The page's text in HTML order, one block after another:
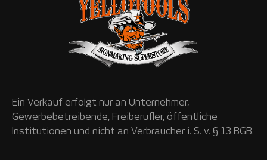
Ein Verkauf erfolgt nur an Unternehmer,
Gewerbebetreibende, Freiberufler, öffentliche
Institutionen und nicht an Verbraucher i. S. v. § 13 BGB.